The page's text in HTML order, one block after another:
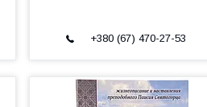
+380 (67) 470-27-53